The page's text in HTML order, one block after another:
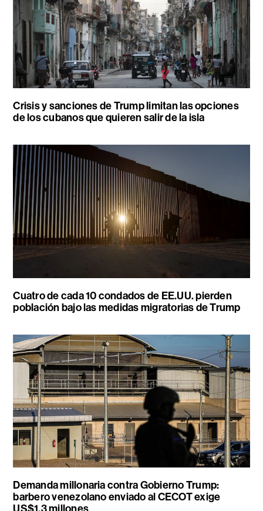
Crisis y sanciones de Trump limitan las opciones
de los cubanos que quieren salir de la isla
Cuatro de cada 10 condados de EE.UU. pierden
población bajo las medidas migratorias de Trump
Demanda millonaria contra Gobierno Trump:
barbero venezolano enviado al CECOT exige